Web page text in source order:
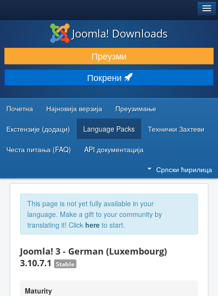
ПРЕУЗИМАЊЕ И ПРОШИРЕЊА (ЕКСТЕНЗИЈЕ)
ОТКРИЈТЕ И НАУЧИТЕ
ЗАЈЕДНИЦА И ПОДРШКА
РЕСУРСИ ЗА РАЗВОЈ
Joomla! Downloads
Преузми
Покрени
Почетна Најновија верзија Преузимање
Екстензије (додаци) Language Packs Технички Захтеви
Честа питања (FAQ) API документација
Српски ћирилица
This page is not yet fully available in your
language. Make a gift to your community by
translating it! Click here to start.
Joomla! 3 - German (Luxembourg)
3.10.7.1
Stable
Maturity